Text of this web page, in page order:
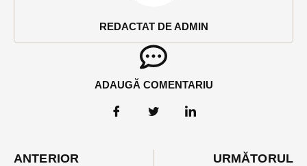
REDACTAT DE ADMIN
ADAUGĂ COMENTARIU
ANTERIOR URMĂTORUL